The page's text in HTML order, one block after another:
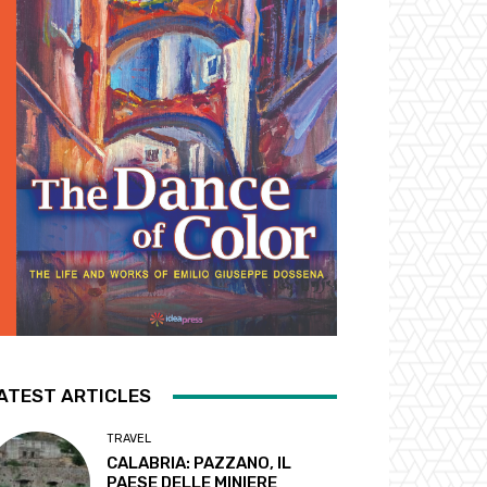
ARTICLES
TRAVEL
CALABRIA: PAZZANO, IL
PAESE DELLE MINIERE